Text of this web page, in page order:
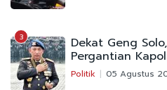
3 Dekat Geng
Pergantian
Politik 05 Agustus